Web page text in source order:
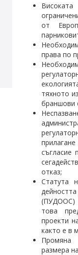
от
права по
тяхното
браншови
съгласие
отказ;
Статута
(ПУДООС)
това
проекти
както е в
Промяна
размера